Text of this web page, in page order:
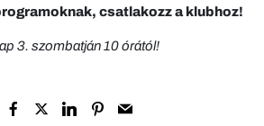
csatlakozz a klubhoz!
3. szombatján 10 órától!